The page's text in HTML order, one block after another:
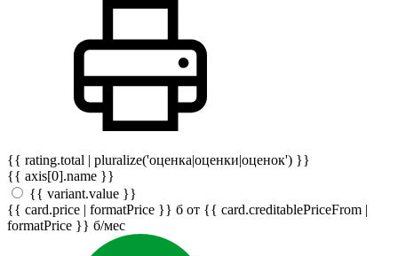
{{ rating.total | pluralize('оценка|оценки|оценок') }}
{{ axis[0].name }}
{{ variant.value }}
{{ card.price | formatPrice }} б от {{ card.creditablePriceFrom |
formatPrice }} б/мес